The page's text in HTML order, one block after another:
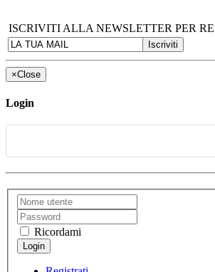
ISCRIVITI ALLA NEWSLETTER PER
×Close
Login
Ricordami